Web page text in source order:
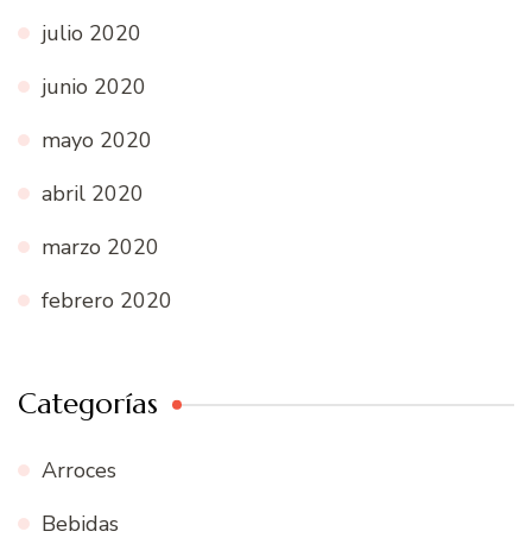
julio 2020
junio 2020
mayo 2020
abril 2020
marzo 2020
febrero 2020
Categorías
Arroces
Bebidas